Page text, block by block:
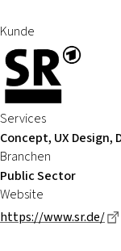
Kunde
Services
Concept, UX
Branchen
Public Sector
Website
https://www.sr.de/